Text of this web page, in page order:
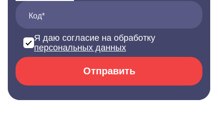
Код*
Я даю согласие на обработку
персональных данных
Отправить